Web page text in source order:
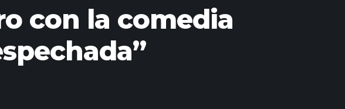
con la comedia